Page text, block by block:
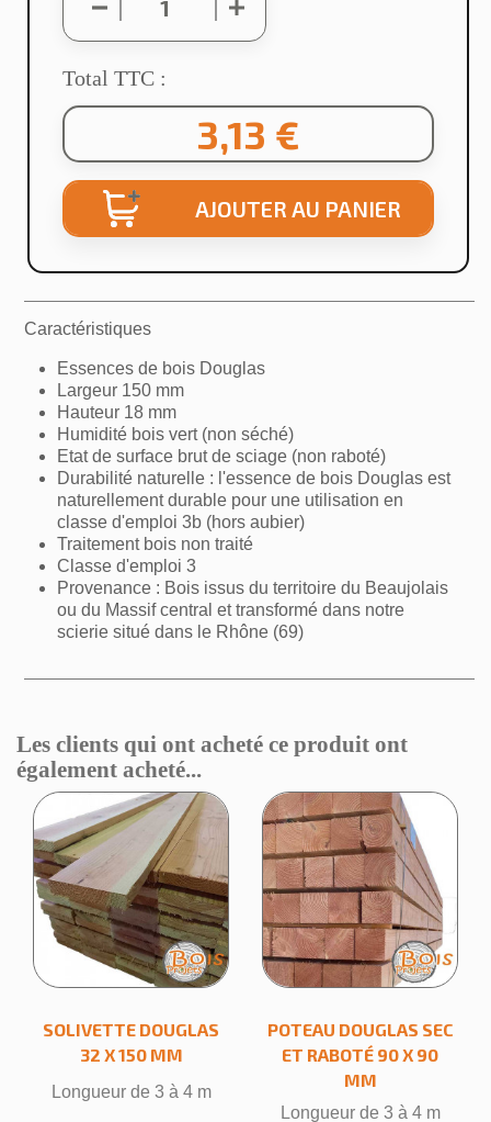
Total TTC :
3,13 €
AJOUTER AU PANIER
Caractéristiques
Essences de bois Douglas
Largeur 150 mm
Hauteur 18 mm
Humidité bois vert (non séché)
Etat de surface brut de sciage (non raboté)
Durabilité naturelle : l'essence de bois Douglas est
naturellement durable pour une utilisation en
classe d'emploi 3b (hors aubier)
Traitement bois non traité
Classe d'emploi 3
Provenance : Bois issus du territoire du Beaujolais
ou du Massif central et transformé dans notre
scierie situé dans le Rhône (69)
Les clients qui ont acheté ce produit ont
également acheté...
SOLIVETTE DOUGLAS
32 X 150 MM
Longueur de 3 à 4 m
POTEAU DOUGLAS SEC
ET RABOTÉ 90 X 90
MM
Longueur de 3 à 4 m